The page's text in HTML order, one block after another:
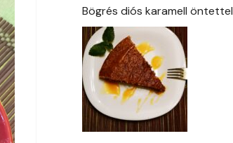
Bögrés diós karamell öntettel